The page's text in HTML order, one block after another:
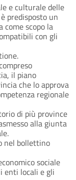
e culturale delle
predisposto un
come scopo la
con gli
il piano
che lo approva
regionale
di più province
alla giunta
nel bollettino
sociale
enti locali e gli